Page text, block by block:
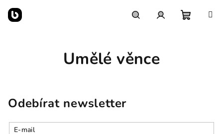
obsah
Umělé věnce
Odebírat newsletter
E-mail